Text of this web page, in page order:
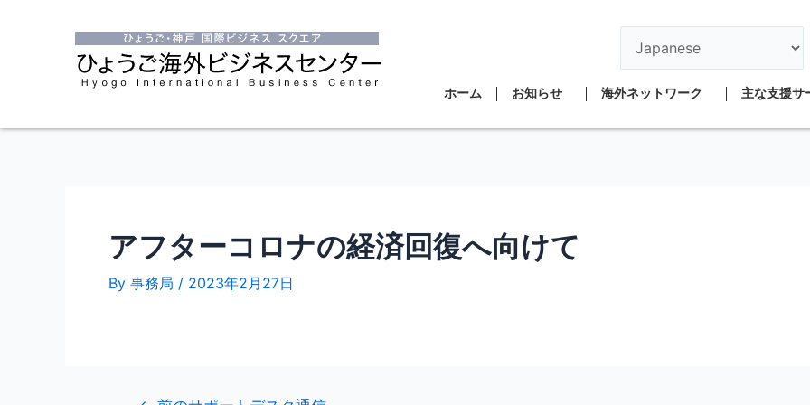
ホーム お知らせ 海外ネットワーク 主な支援サ
アフターコロナの経済回復へ向けて
By 事務局 / 2023年2月27日